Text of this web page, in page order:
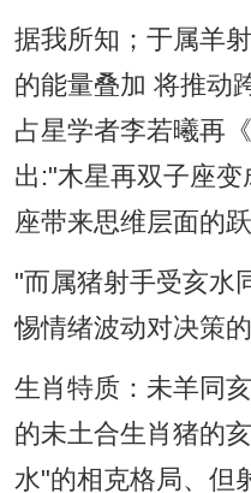
据我所知；于属羊
的能量叠加 将推动
占星学者李若曦再
出:"木星再双子座
座带来思维层面的跃
"而属猪射手受亥水
惕情绪波动对决策
生肖特质：未羊同
的未土合生肖猪的
水"的相克格局、但